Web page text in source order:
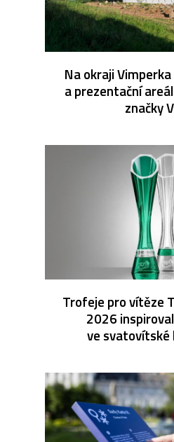
Na okraji
a prezentační
značky
Trofeje pro vítěze
2026
ve svatovítské